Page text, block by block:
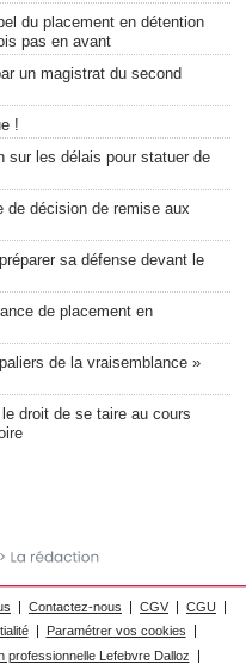
du placement en détention
pas en avant
un magistrat du second
!
sur les délais pour statuer de
de décision de remise aux
sa défense devant le
de placement en
de la vraisemblance »
droit de se taire au cours
Contactez-nous CGV
CGU
Paramétrer vos cookies
professionnelle Lefebvre Dalloz